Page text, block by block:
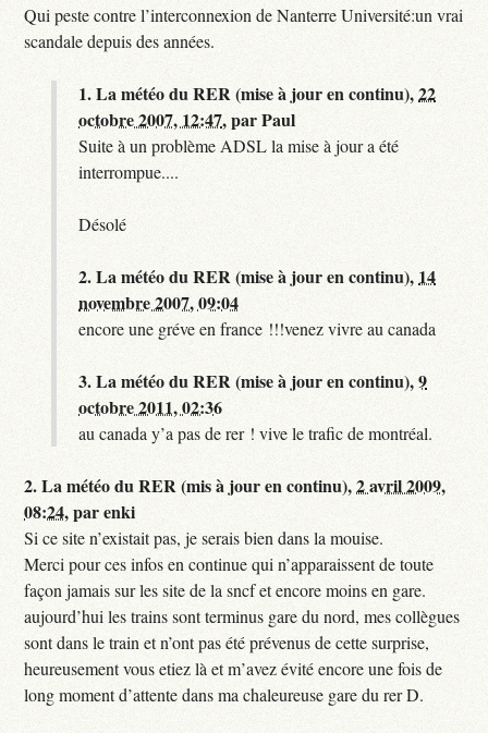
Qui peste contre l’interconnexion de Nanterre Université:un vrai
scandale depuis des années.
1.La météo du RER (mise à jour en continu),22
octobre 2007, 12:47,parPaul
Suite à un problème ADSL la mise à jour a été
interrompue....
Désolé
2.La météo du RER (mise à jour en continu), 14
novembre 2007, 09:04
encore une gréve en france !!!venez vivre au canada
3.La météo du RER (mise à jour en continu),9
octobre 2011, 02:36
au canada y’a pas de rer ! vive le trafic de montréal.
2.La météo du RER (mis à jour en continu),2 avril 2009,
08:24,parenki
Si ce site n’existait pas, je serais bien dans la mouise.
Merci pour ces infos en continue qui n’apparaissent de toute
façon jamais sur les site de la sncf et encore moins en gare.
aujourd’hui les trains sont terminus gare du nord, mes collègues
sont dans le train et n’ont pas été prévenus de cette surprise,
heureusement vous etiez là et m’avez évité encore une fois de
long moment d’attente dans ma chaleureuse gare du rer D.